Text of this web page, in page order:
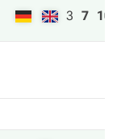
3 7 10